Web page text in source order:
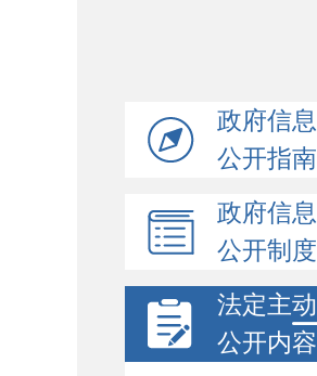
政府信息
公开指南
政府信息
公开制度
法定主动
公开内容